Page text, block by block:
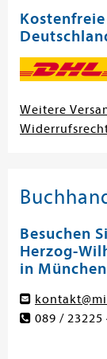
Weitere
Besuchen
Herzog-
in
089 / 23225